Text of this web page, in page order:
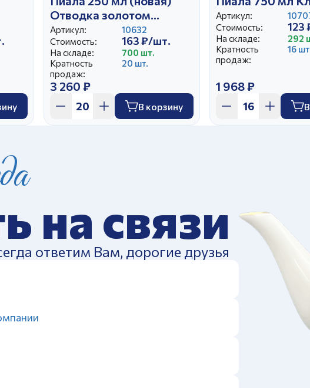
Отводка золотом
(завал)
Артикул:
10632
Стоимость:
163 ₽/шт.
На складе:
700 шт.
Кратность
продаж:
20 шт.
3 260 ₽
В корзину
Артикул:
Стоимость:
123
На складе:
292
Кратность
продаж:
16
1 968 ₽
на связи
ответим Вам, дорогие друзья